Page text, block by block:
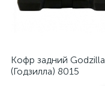
Кофр задний Godzilla
(Годзилла) 8015